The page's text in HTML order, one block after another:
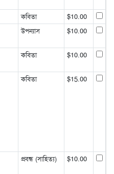
কবিতা
$10.00
উপন্যাস $10.00
কবিতা $10.00
কবিতা $15.00
প্রবন্ধ (সাহিত্য) $10.00